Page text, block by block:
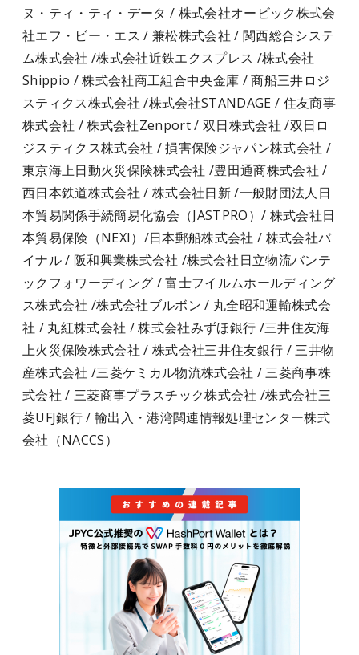
ヌ・ティ・ティ・データ / 株式会社オービック株式会
社エフ・ビー・エス / 兼松株式会社 / 関西総合システ
ム株式会社 /株式会社近鉄エクスプレス /株式会社
Shippio / 株式会社商工組合中央金庫 / 商船三井ロジ
スティクス株式会社 /株式会社STANDAGE / 住友商事
株式会社 / 株式会社Zenport / 双日株式会社 /双日ロ
ジスティクス株式会社 / 損害保険ジャパン株式会社 /
東京海上日動火災保険株式会社 /豊田通商株式会社 /
西日本鉄道株式会社 / 株式会社日新 /一般財団法人日
本貿易関係手続簡易化協会（JASTPRO）/ 株式会社日
本貿易保険（NEXI）/日本郵船株式会社 / 株式会社バ
イナル / 阪和興業株式会社 /株式会社日立物流バンテ
ックフォワーディング / 富士フイルムホールディング
ス株式会社 /株式会社ブルボン / 丸全昭和運輸株式会
社 / 丸紅株式会社 / 株式会社みずほ銀行 /三井住友海
上火災保険株式会社 / 株式会社三井住友銀行 / 三井物
産株式会社 /三菱ケミカル物流株式会社 / 三菱商事株
式会社 / 三菱商事プラスチック株式会社 /株式会社三
菱UFJ銀行 / 輸出入・港湾関連情報処理センター株式
会社（NACCS）